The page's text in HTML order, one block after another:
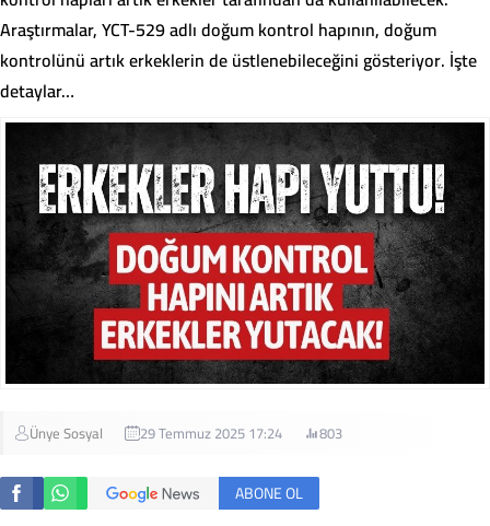
Araştırmalar, YCT-529 adlı doğum kontrol hapının, doğum
kontrolünü artık erkeklerin de üstlenebileceğini gösteriyor. İşte
detaylar…
Ünye Sosyal 29 Temmuz 2025 17:24 803
ABONE OL